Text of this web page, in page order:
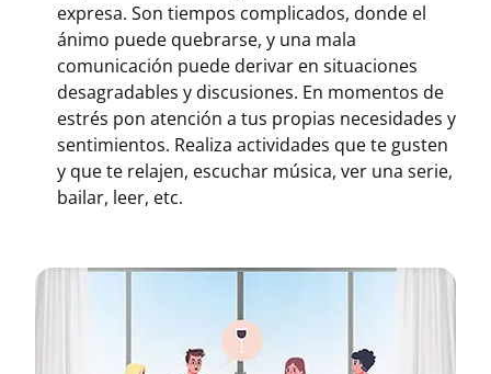
expresa. Son tiempos complicados, donde el
ánimo puede quebrarse, y una mala
comunicación puede derivar en situaciones
desagradables y discusiones. En momentos de
estrés pon atención a tus propias necesidades y
sentimientos. Realiza actividades que te gusten
y que te relajen, escuchar música, ver una serie,
bailar, leer, etc.